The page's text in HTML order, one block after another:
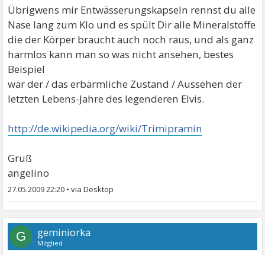
Übrigwens mir Entwässerungskapseln rennst du alle
Nase lang zum Klo und es spült Dir alle Mineralstoffe
die der Körper braucht auch noch raus, und als ganz
harmlos kann man so was nicht ansehen, bestes
Beispiel
war der / das erbärmliche Zustand / Aussehen der
letzten Lebens-Jahre des legenderen Elvis.
http://de.wikipedia.org/wiki/Trimipramin
Gruß
angelino
27.05.2009 22:20 •
G geminiorka
Mitglied